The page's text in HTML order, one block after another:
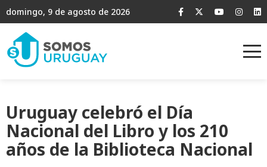
domingo, 9 de agosto de 2026
Uruguay celebró el Día
Nacional del Libro y los 210
años de la Biblioteca Nacional